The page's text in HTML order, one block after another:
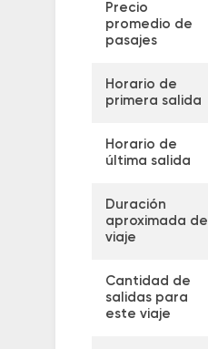
Precio
promedio de
pasajes
Horario de
primera salida
Horario de
última salida
Duración
aproximada de
viaje
Cantidad de
salidas para
este viaje